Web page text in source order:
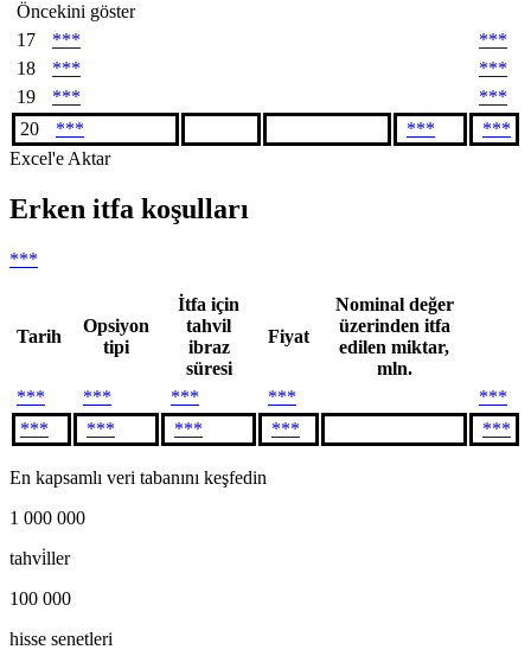
Öncekini göster
17
***
***
18
***
***
19
***
***
20
*** ***
***
Excel'e Aktar
Erken itfa koşulları
***
Tarih
Opsiyon
tipi
İtfa için
tahvil
ibraz
süresi
Fiyat
Nominal değer
üzerinden itfa
edilen miktar,
mln.
***
*** *** ***
***
***
*** *** *** ***
En kapsamlı veri tabanını keşfedin
1 000 000
tahvi̇ller
100 000
hisse senetleri